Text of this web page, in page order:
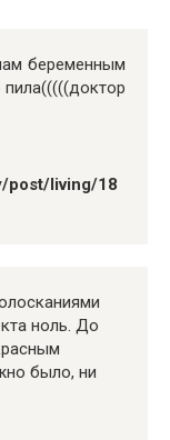
беременным
post/living/18
ноль. До
было, ни